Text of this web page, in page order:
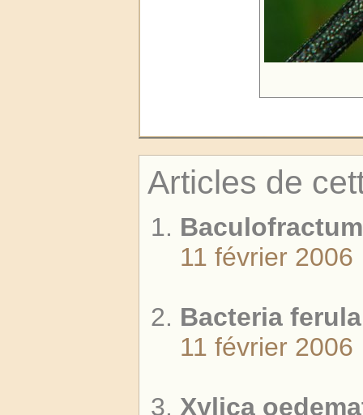
Articles de
11 février 2006
Bacteria ferula
11 février 2006
Xylica